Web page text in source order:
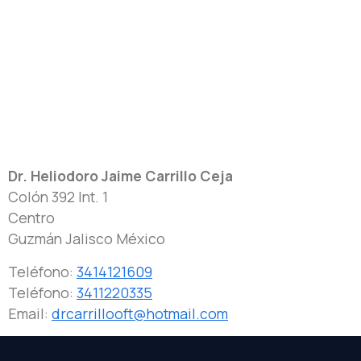
Dr. Heliodoro Jaime Carrillo Ceja
Colón 392 Int. 1
Centro
Guzmán Jalisco México
Teléfono: 3414121609
Teléfono: 3411220335
Email: drcarrillooft@hotmail.com